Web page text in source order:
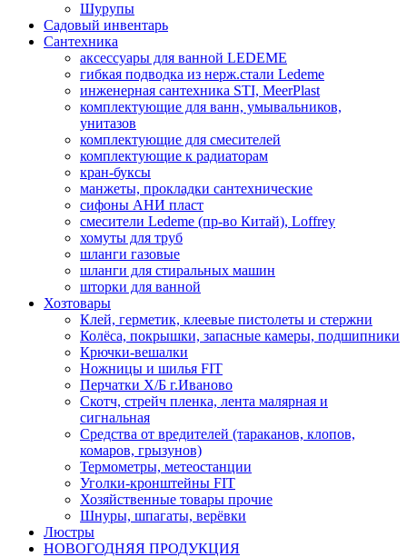
Шурупы
Садовый инвентарь
Сантехника
аксессуары для ванной LEDEME
гибкая подводка из нерж.стали Ledeme
инженерная сантехника STI, MeerPlast
комплектующие для ванн, умывальников,
унитазов
комплектующие для смесителей
комплектующие к радиаторам
кран-буксы
манжеты, прокладки сантехнические
сифоны АНИ пласт
смесители Ledeme (пр-во Китай), Loffrey
хомуты для труб
шланги газовые
шланги для стиральных машин
шторки для ванной
Хозтовары
Клей, герметик, клеевые пистолеты и стержни
Колёса, покрышки, запасные камеры, подшипники
Крючки-вешалки
Ножницы и шилья FIT
Перчатки Х/Б г.Иваново
Скотч, стрейч пленка, лента малярная и
сигнальная
Средства от вредителей (тараканов, клопов,
комаров, грызунов)
Термометры, метеостанции
Уголки-кронштейны FIT
Хозяйственные товары прочие
Шнуры, шпагаты, верёвки
Люстры
НОВОГОДНЯЯ ПРОДУКЦИЯ